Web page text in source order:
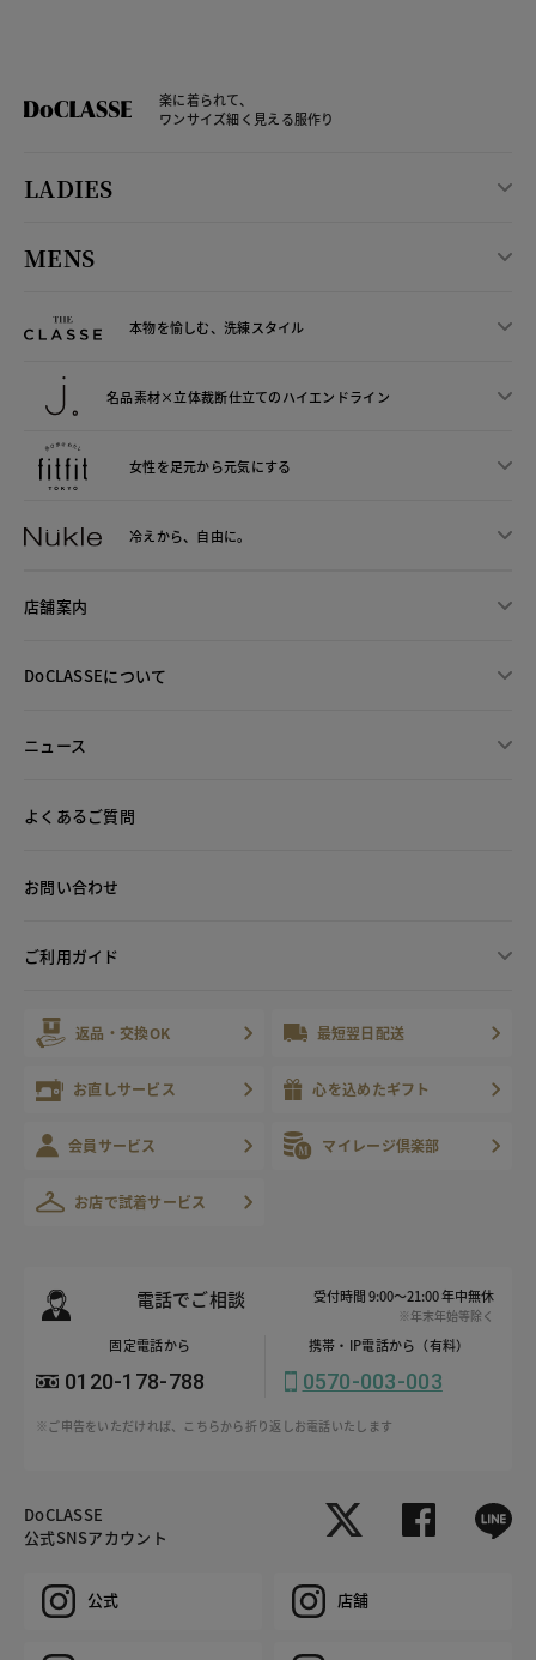
楽に着られて、
ワンサイズ細く見える服作り
LADIES
MENS
本物を愉しむ、洗練スタイル
名品素材×立体裁断仕立てのハイエンドライン
女性を足元から元気にする
冷えから、 自由に。
店舗案内
DoCLASSEについて
ニュース
よくあるご質問
お問い合わせ
ご利用ガイド
返品・交換OK 最短翌日配送
お直しサービス 心を込めたギフト
会員サービス マイレージ倶楽部
お店で試着サービス
電話でご相談 受付時間 9:00～21:00 年中無休
※年末年始等除く
固定電話から
0120-178-788
携帯・IP電話から（有料）
0570-003-003
※ご申告をいただければ、こちらから折り返しお電話いたします
DoCLASSE
公式SNSアカウント
公式 店舗